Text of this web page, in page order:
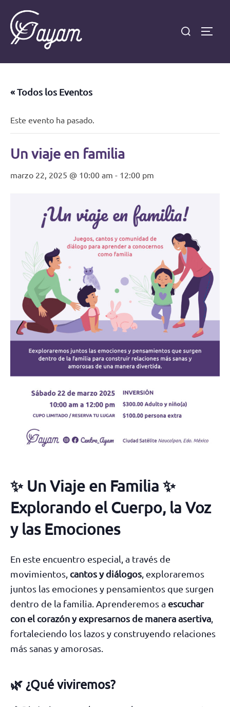
contenido
Buscar:
« Todos los Eventos
Este evento ha pasado.
Un viaje en familia
marzo 22, 2025 @ 10:00 am - 12:00 pm
✨ Un Viaje en Familia ✨
Explorando el Cuerpo, la Voz
y las Emociones
En este encuentro especial, a través de
movimientos, cantos y diálogos, exploraremos
juntos las emociones y pensamientos que surgen
dentro de la familia. Aprenderemos a escuchar
con el corazón y expresarnos de manera asertiva,
fortaleciendo los lazos y construyendo relaciones
más sanas y amorosas.
🌿 ¿Qué viviremos?